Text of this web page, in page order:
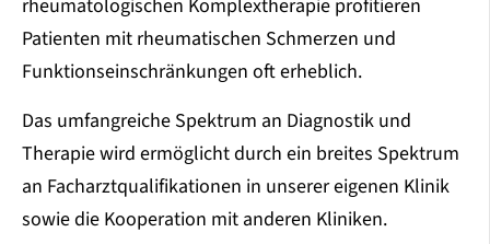
rheumatologischen Komplextherapie profitieren
Patienten mit rheumatischen Schmerzen und
Funktionseinschränkungen oft erheblich.
Das umfangreiche Spektrum an Diagnostik und
Therapie wird ermöglicht durch ein breites Spektrum
an Facharztqualifikationen in unserer eigenen Klinik
sowie die Kooperation mit anderen Kliniken.